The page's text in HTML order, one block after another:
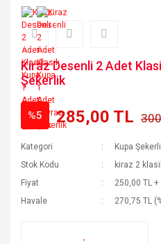
Kiraz Desenli 2 Adet
Şekerlik
%5 285,00 TL
Kategori
Kupa
Stok Kodu
kiraz 2
Fiyat
250,00 TL +
Havale
270,75 TL